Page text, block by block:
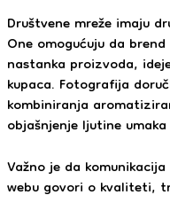
Društvene mreže imaju
One omogućuju da
nastanka proizvoda,
kupaca. Fotografija
kombiniranja
objašnjenje ljutine
Važno je da
webu govori o kvaliteti,